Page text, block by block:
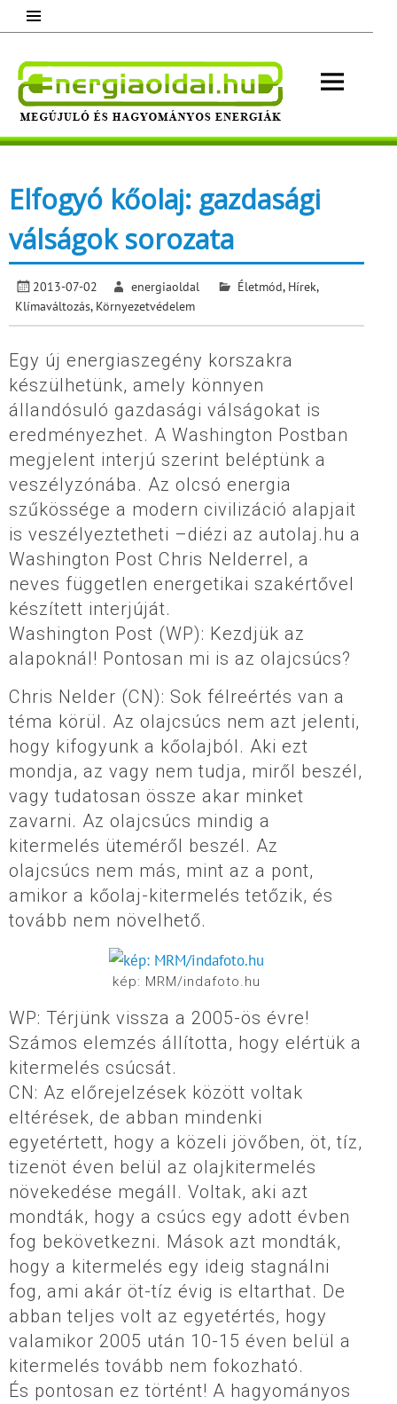
content
Megújuló és hagyományos energiák.
Elfogyó kőolaj: gazdasági
válságok sorozata
2013-07-02 energiaoldal Életmód, Hírek,
Klímaváltozás, Környezetvédelem
Egy új energiaszegény korszakra
készülhetünk, amely könnyen
állandósuló gazdasági válságokat is
eredményezhet. A Washington Postban
megjelent interjú szerint beléptünk a
veszélyzónába. Az olcsó energia
szűkössége a modern civilizáció alapjait
is veszélyeztetheti –diézi az autolaj.hu a
Washington Post Chris Nelderrel, a
neves független energetikai szakértővel
készített interjúját.
Washington Post (WP): Kezdjük az
alapoknál! Pontosan mi is az olajcsúcs?
Chris Nelder (CN): Sok félreértés van a
téma körül. Az olajcsúcs nem azt jelenti,
hogy kifogyunk a kőolajból. Aki ezt
mondja, az vagy nem tudja, miről beszél,
vagy tudatosan össze akar minket
zavarni. Az olajcsúcs mindig a
kitermelés üteméről beszél. Az
olajcsúcs nem más, mint az a pont,
amikor a kőolaj-kitermelés tetőzik, és
tovább nem növelhető.
kép: MRM/indafoto.hu
WP: Térjünk vissza a 2005-ös évre!
Számos elemzés állította, hogy elértük a
kitermelés csúcsát.
CN: Az előrejelzések között voltak
eltérések, de abban mindenki
egyetértett, hogy a közeli jövőben, öt, tíz,
tizenöt éven belül az olajkitermelés
növekedése megáll. Voltak, aki azt
mondták, hogy a csúcs egy adott évben
fog bekövetkezni. Mások azt mondták,
hogy a kitermelés egy ideig stagnálni
fog, ami akár öt-tíz évig is eltarthat. De
abban teljes volt az egyetértés, hogy
valamikor 2005 után 10-15 éven belül a
kitermelés tovább nem fokozható.
És pontosan ez történt! A hagyományos